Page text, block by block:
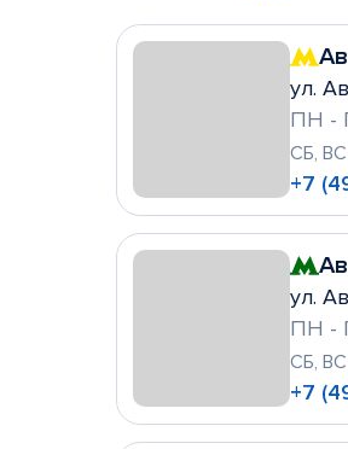
ул.
ПН -
СБ,
+7
ул.
ПН -
СБ,
+7